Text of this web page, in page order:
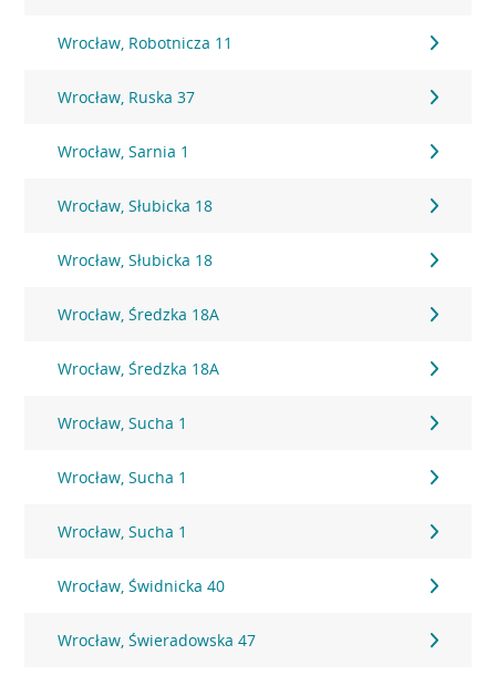
Wrocław, Robotnicza 11
Wrocław, Ruska 37
Wrocław, Sarnia 1
Wrocław, Słubicka 18
Wrocław, Słubicka 18
Wrocław, Średzka 18A
Wrocław, Średzka 18A
Wrocław, Sucha 1
Wrocław, Sucha 1
Wrocław, Sucha 1
Wrocław, Świdnicka 40
Wrocław, Świeradowska 47